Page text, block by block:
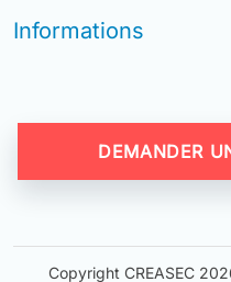
Informations
DEMANDER
Copyright CREASEC